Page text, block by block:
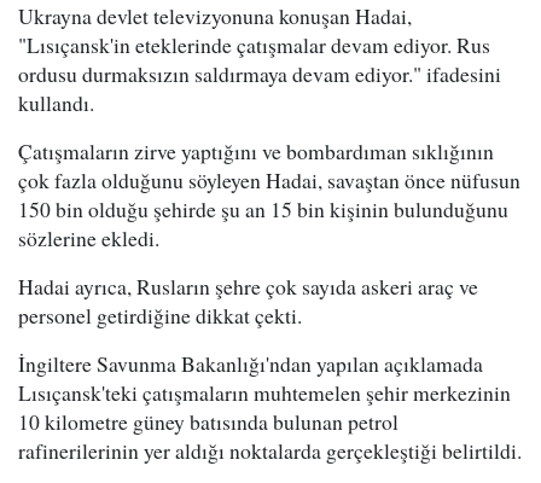
Ukrayna devlet televizyonuna konuşan Hadai,
"Lısıçansk'in eteklerinde çatışmalar devam ediyor. Rus
ordusu durmaksızın saldırmaya devam ediyor." ifadesini
kullandı.
Çatışmaların zirve yaptığını ve bombardıman sıklığının
çok fazla olduğunu söyleyen Hadai, savaştan önce nüfusun
150 bin olduğu şehirde şu an 15 bin kişinin bulunduğunu
sözlerine ekledi.
Hadai ayrıca, Rusların şehre çok sayıda askeri araç ve
personel getirdiğine dikkat çekti.
İngiltere Savunma Bakanlığı'ndan yapılan açıklamada
Lısıçansk'teki çatışmaların muhtemelen şehir merkezinin
10 kilometre güney batısında bulunan petrol
rafinerilerinin yer aldığı noktalarda gerçekleştiği belirtildi.